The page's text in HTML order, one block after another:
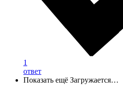
1
ответ
Показать ещё Загружается…